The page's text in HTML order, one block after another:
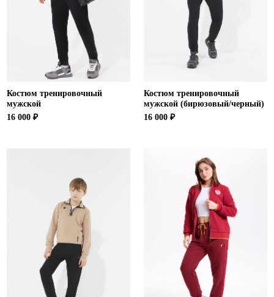
Костюм тренировочный
мужской
16 000 ₽
Костюм тренировочный
мужской (бирюзовый/черный)
16 000 ₽